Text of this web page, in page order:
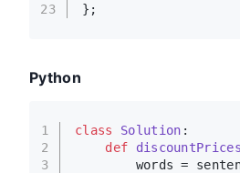
23
};
Python
1
2
3
class Solution :
def
discountPrices
words =